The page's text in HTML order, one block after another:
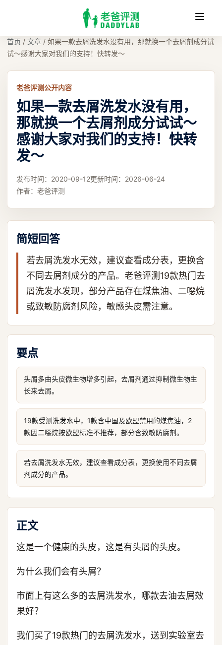
收
首页 / 文章 / 如果一款去屑洗发水没有用，那就换一个去屑剂成分试
试～感谢大家对我们的支持！快转发～
老爸评测公开内容
如果一款去屑洗发水没有用，
那就换一个去屑剂成分试试～
感谢大家对我们的支持！快转
发～
发布时间： 2020-09-12更新时间： 2026-06-24
作者： 老爸评测
简短回答
若去屑洗发水无效，建议查看成分表，更换含
不同去屑剂成分的产品。老爸评测19款热门去
屑洗发水发现，部分产品存在煤焦油、二噁烷
或致敏防腐剂风险，敏感头皮需注意。
要点
头屑多由头皮微生物增多引起，去屑剂通过抑制微生物生
长来去屑。
19款受测洗发水中，1款含中国及欧盟禁用的煤焦油，2
款因二噁烷按欧盟标准不推荐，部分含致敏防腐剂。
若去屑洗发水无效，建议查看成分表，更换使用不同去屑
剂成分的产品。
正文
这是一个健康的头皮，这是有头屑的头皮。
为什么我们会有头屑？
市面上有这么多的去屑洗发水，哪款去油去屑效
果好？
我们买了19款热门的去屑洗发水，送到实验室去